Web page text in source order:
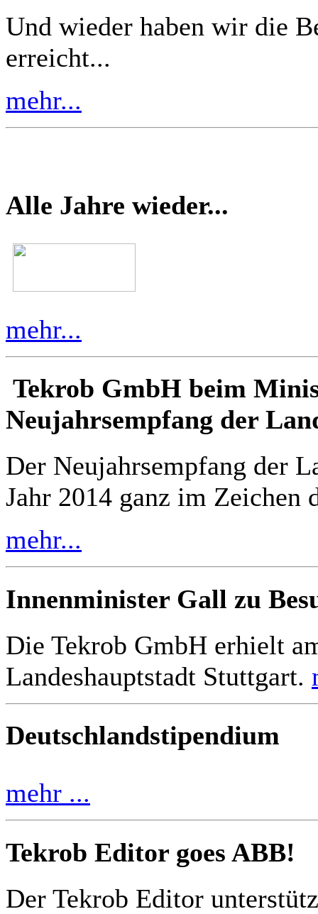
Und wieder haben wir die
erreicht...
mehr...
Alle Jahre wieder...
mehr...
Tekrob GmbH beim
Neujahrsempfang der
Der Neujahrsempfang der
Jahr 2014 ganz im Zeichen
mehr...
Innenminister Gall zu
Die Tekrob GmbH erhielt
Landeshauptstadt Stuttgart.
Deutschlandstipendium
mehr ...
Tekrob Editor goes ABB!
Der Tekrob Editor